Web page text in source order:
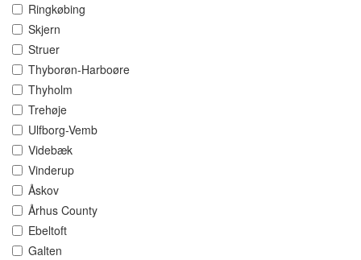
Ringkøbing
Skjern
Struer
Thyborøn-Harboøre
Thyholm
Trehøje
Ulfborg-Vemb
Videbæk
Vinderup
Åskov
Århus County
Ebeltoft
Galten